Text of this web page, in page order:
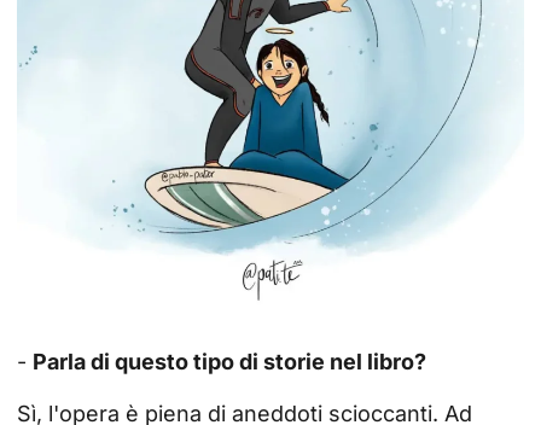
- Parla di questo tipo di storie nel libro?
Sì, l'opera è piena di aneddoti scioccanti. Ad